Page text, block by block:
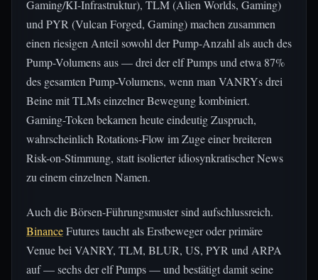
Gaming/KI-Infrastruktur), TLM (Alien Worlds, Gaming)
und PYR (Vulcan Forged, Gaming) machen zusammen
einen riesigen Anteil sowohl der Pump-Anzahl als auch des
Pump-Volumens aus — drei der elf Pumps und etwa 87%
des gesamten Pump-Volumens, wenn man VANRYs drei
Beine mit TLMs einzelner Bewegung kombiniert.
Gaming-Token bekamen heute eindeutig Zuspruch,
wahrscheinlich Rotations-Flow im Zuge einer breiteren
Risk-on-Stimmung, statt isolierter idiosynkratischer News
zu einem einzelnen Namen.
Auch die Börsen-Führungsmuster sind aufschlussreich.
BinanceFutures taucht als Erstbeweger oder primäre
Venue bei VANRY, TLM, BLUR, US, PYR und ARPA
auf — sechs der elf Pumps — und bestätigt damit seine